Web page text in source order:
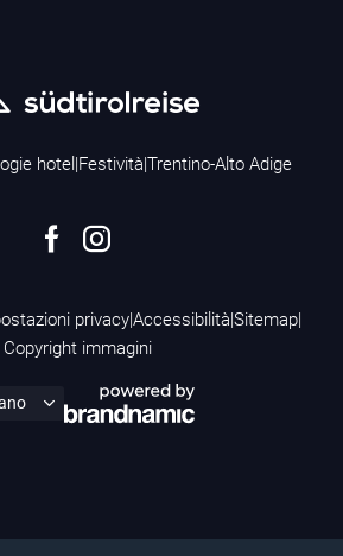
hotel |Festività|Trentino-Alto Adige
privacy|Accessibilità|Sitemap|
Copyright immagini